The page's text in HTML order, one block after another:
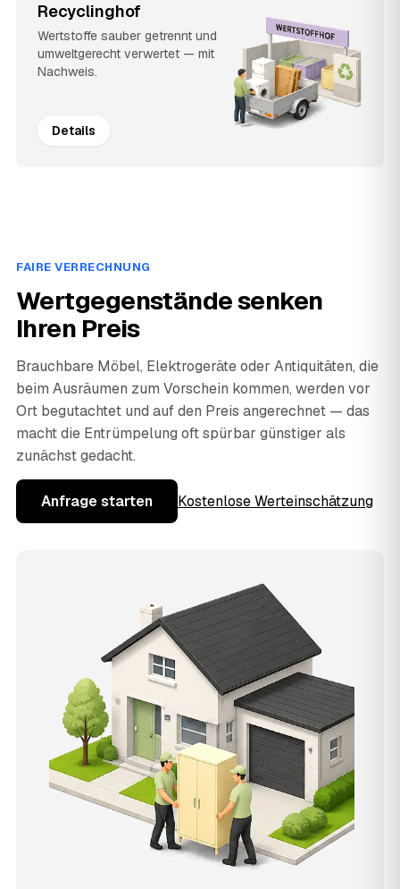
Recyclinghof
Wertstoffe sauber getrennt und
umweltgerecht verwertet — mit
Nachweis.
Details
FAIRE VERRECHNUNG
Wertgegenstände senken
Ihren Preis
Brauchbare Möbel, Elektrogeräte oder Antiquitäten, die
beim Ausräumen zum Vorschein kommen, werden vor
Ort begutachtet und auf den Preis angerechnet — das
macht die Entrümpelung oft spürbar günstiger als
zunächst gedacht.
Anfrage starten Kostenlose Werteinschätzung